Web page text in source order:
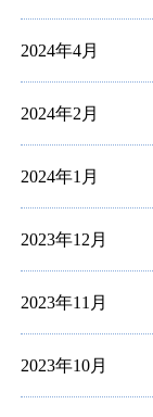
2024年4月
2024年2月
2024年1月
2023年12月
2023年11月
2023年10月